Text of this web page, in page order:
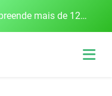
Polícia Rodoviária Federal apreende mais de 120 quilos de maconha na BR-386, em Frederico Westphalen